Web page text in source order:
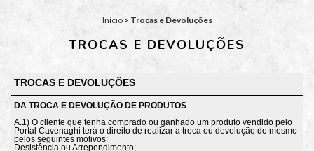
Início > Trocas e Devoluções
TROCAS E DEVOLUÇÕES
TROCAS E DEVOLUÇÕES
DA TROCA E DEVOLUÇÃO DE PRODUTOS
A.1) O cliente que tenha comprado ou ganhado um produto vendido pelo
Portal Cavenaghi terá o direito de realizar a troca ou devolução do mesmo
pelos seguintes motivos:
Desistência ou Arrependimento;